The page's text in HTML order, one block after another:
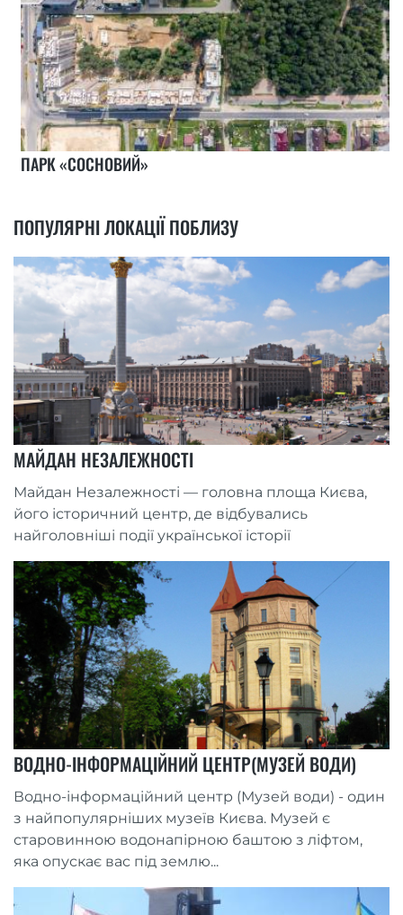
ПАРК «СОСНОВИЙ»
ПОПУЛЯРНІ ЛОКАЦІЇ ПОБЛИЗУ
МАЙДАН НЕЗАЛЕЖНОСТІ
Майдан Незалежності — головна площа Києва,
його історичний центр, де відбувались
найголовніші події української історії
ВОДНО-ІНФОРМАЦІЙНИЙ ЦЕНТР(МУЗЕЙ ВОДИ)
Водно-інформаційний центр (Музей води) - один
з найпопулярніших музеїв Києва. Музей є
старовинною водонапірною баштою з ліфтом,
яка опускає вас під землю...